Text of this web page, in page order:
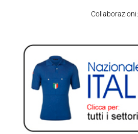
Collaborazioni: